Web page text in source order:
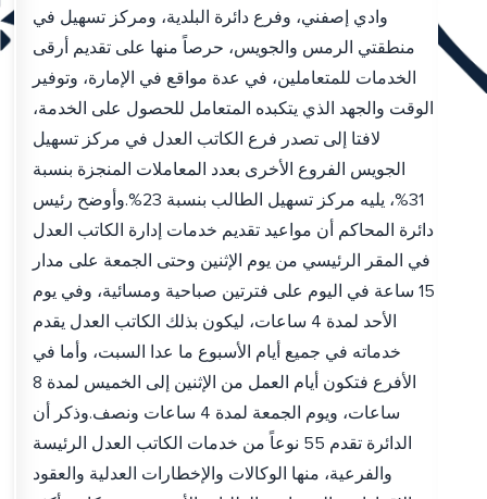
وادي إصفني، وفرع دائرة البلدية، ومركز تسهيل في
منطقتي الرمس والجويس، حرصاً منها على تقديم أرقى
الخدمات للمتعاملين، في عدة مواقع في الإمارة، وتوفير
الوقت والجهد الذي يتكبده المتعامل للحصول على الخدمة،
لافتا إلى تصدر فرع الكاتب العدل في مركز تسهيل
الجويس الفروع الأخرى بعدد المعاملات المنجزة بنسبة
31%، يليه مركز تسهيل الطالب بنسبة 23%.وأوضح رئيس
دائرة المحاكم أن مواعيد تقديم خدمات إدارة الكاتب العدل
في المقر الرئيسي من يوم الإثنين وحتى الجمعة على مدار
15 ساعة في اليوم على فترتين صباحية ومسائية، وفي يوم
الأحد لمدة 4 ساعات، ليكون بذلك الكاتب العدل يقدم
خدماته في جميع أيام الأسبوع ما عدا السبت، وأما في
الأفرع فتكون أيام العمل من الإثنين إلى الخميس لمدة 8
ساعات، ويوم الجمعة لمدة 4 ساعات ونصف.وذكر أن
الدائرة تقدم 55 نوعاً من خدمات الكاتب العدل الرئيسة
والفرعية، منها الوكالات والإخطارات العدلية والعقود